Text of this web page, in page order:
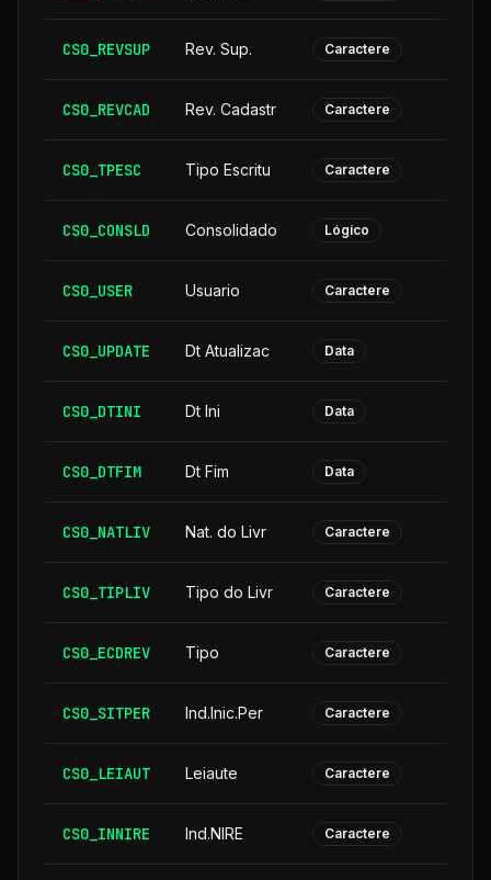
CS0_REVSUP Rev. Sup. Caractere
CS0_REVCAD Rev. Cadastr Caractere
CS0_TPESC Tipo Escritu Caractere
CS0_CONSLD Consolidado Lógico
CS0_USER Usuario Caractere
CS0_UPDATE Dt Atualizac Data
CS0_DTINI Dt Ini Data
CS0_DTFIM Dt Fim Data
CS0_NATLIV Nat. do Livr Caractere
CS0_TIPLIV Tipo do Livr Caractere
CS0_ECDREV Tipo Caractere
CS0_SITPER Ind.Inic.Per Caractere
CS0_LEIAUT Leiaute Caractere
CS0_INNIRE Ind.NIRE Caractere